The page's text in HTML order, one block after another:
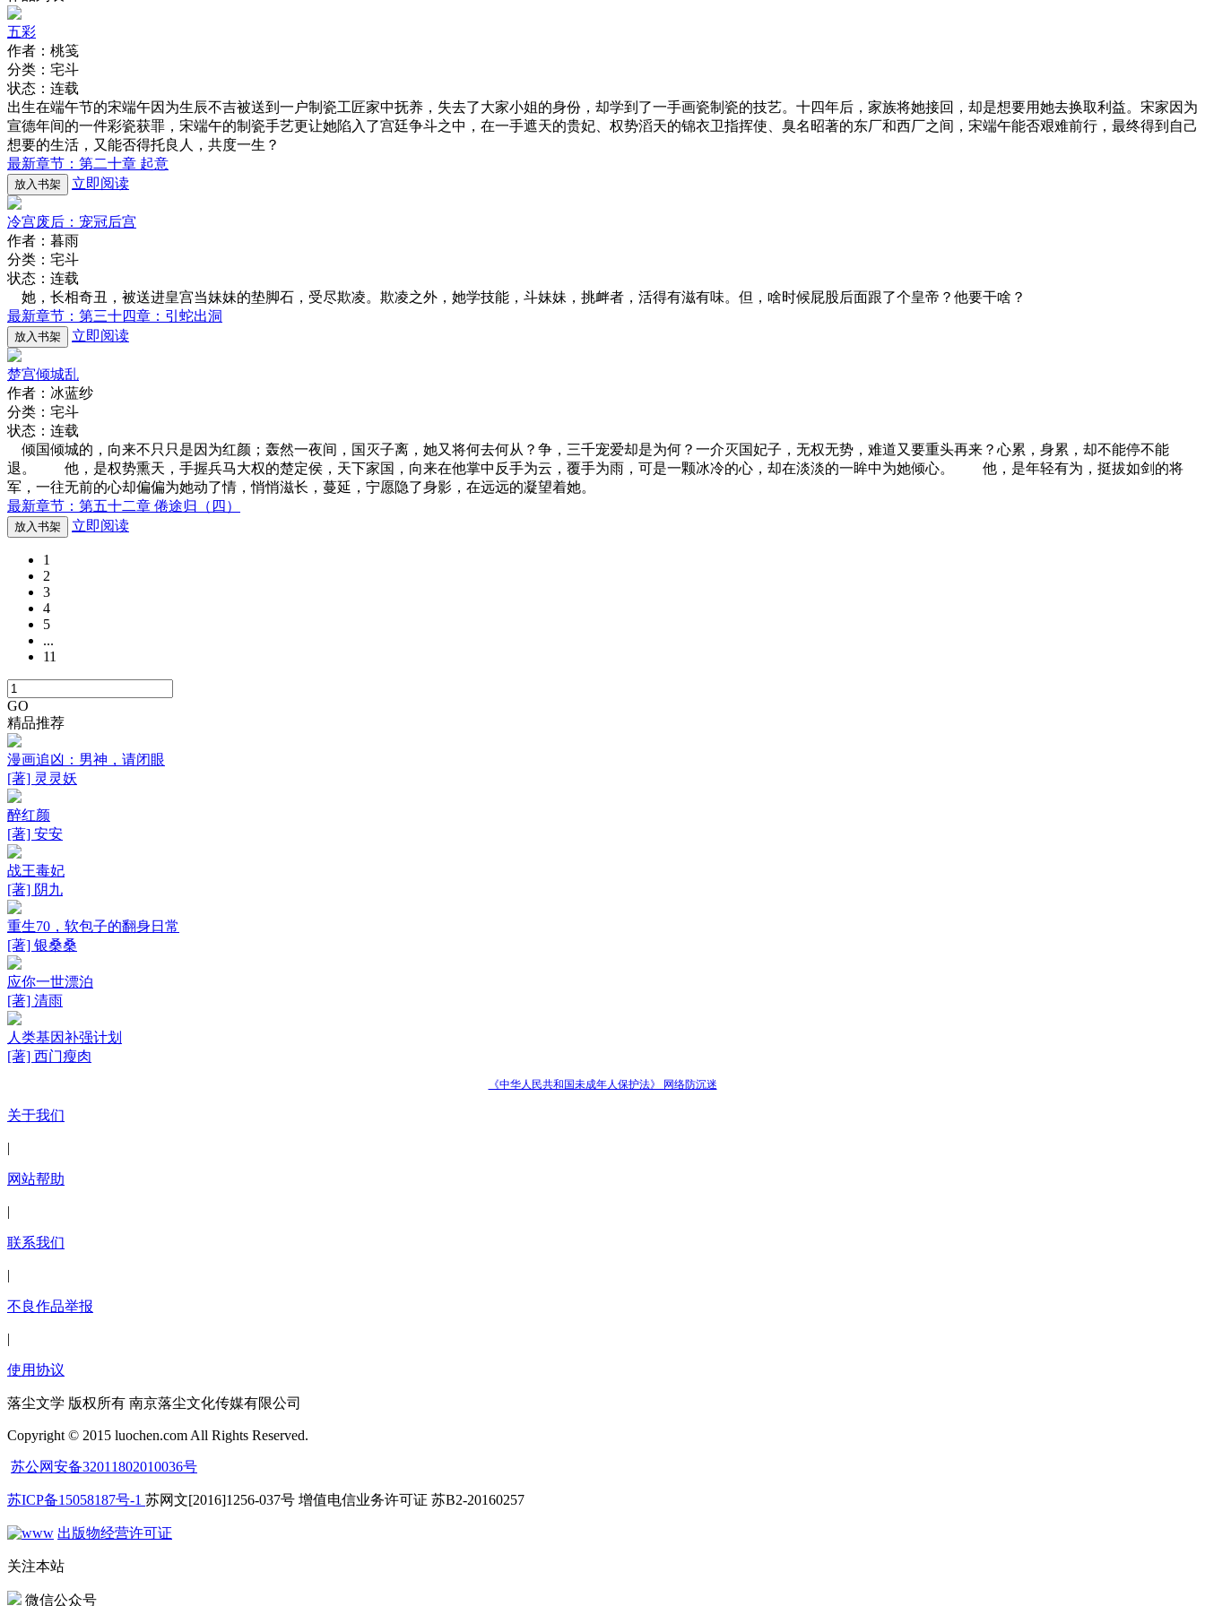
五彩
作者：桃笺
分类：宅斗
状态：连载
出生在端午节的宋端午因为生辰不吉被送到一户制瓷工匠家中抚养，失去了大家小姐的身份，却学到了一手画瓷制瓷的技艺。十四年后，家族将她接回，却是想要用她去换取利益。宋家因为
宣德年间的一件彩瓷获罪，宋端午的制瓷手艺更让她陷入了宫廷争斗之中，在一手遮天的贵妃、权势滔天的锦衣卫指挥使、臭名昭著的东厂和西厂之间，宋端午能否艰难前行，最终得到自己
想要的生活，又能否得托良人，共度一生？
最新章节：第二十章 起意
放入书架 立即阅读
冷宫废后：宠冠后宫
作者：暮雨
分类：宅斗
状态：连载
她，长相奇丑，被送进皇宫当妹妹的垫脚石，受尽欺凌。欺凌之外，她学技能，斗妹妹，挑衅者，活得有滋有味。但，啥时候屁股后面跟了个皇帝？他要干啥？
最新章节：第三十四章：引蛇出洞
放入书架 立即阅读
楚宫倾城乱
作者：冰蓝纱
分类：宅斗
状态：连载
倾国倾城的，向来不只只是因为红颜；轰然一夜间，国灭子离，她又将何去何从？争，三千宠爱却是为何？一介灭国妃子，无权无势，难道又要重头再来？心累，身累，却不能停不能
退。 他，是权势熏天，手握兵马大权的楚定侯，天下家国，向来在他掌中反手为云，覆手为雨，可是一颗冰冷的心，却在淡淡的一眸中为她倾心。 他，是年轻有为，挺拔如剑的将
军，一往无前的心却偏偏为她动了情，悄悄滋长，蔓延，宁愿隐了身影，在远远的凝望着她。
最新章节：第五十二章 倦途归（四）
放入书架 立即阅读
1
2
3
4
5
...
11
GO
精品推荐
漫画追凶：男神，请闭眼
[著] 灵灵妖
醉红颜
[著] 安安
战王毒妃
[著] 阴九
重生70，软包子的翻身日常
[著] 银桑桑
应你一世漂泊
[著] 清雨
人类基因补强计划
[著] 西门瘦肉
《中华人民共和国未成年人保护法》 网络防沉迷
关于我们
|
网站帮助
|
联系我们
|
不良作品举报
|
使用协议
落尘文学 版权所有 南京落尘文化传媒有限公司
Copyright © 2015 luochen.com All Rights Reserved.
苏公网安备32011802010036号
苏ICP备15058187号-1 苏网文[2016]1256-037号 增值电信业务许可证 苏B2-20160257
出版物经营许可证
关注本站
微信公众号